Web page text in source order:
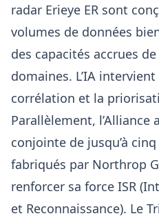
radar Erieye ER sont
volumes de données
des capacités accrues
domaines. L’IA
corrélation et la
Parallèlement, l’Alliance
conjointe de jusqu’à
fabriqués par Northrop
renforcer sa force ISR
et Reconnaissance). Le